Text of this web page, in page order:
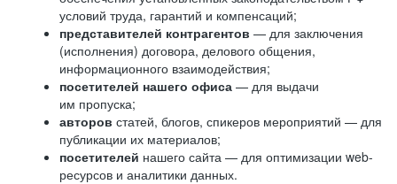
условий труда, гарантий и компенсаций;
представителей контрагентов — для заключения
(исполнения) договора, делового общения,
информационного взаимодействия;
посетителей нашего офиса — для выдачи
им пропуска;
авторов статей, блогов, спикеров мероприятий — для
публикации их материалов;
посетителей нашего сайта — для оптимизации web-
ресурсов и аналитики данных.